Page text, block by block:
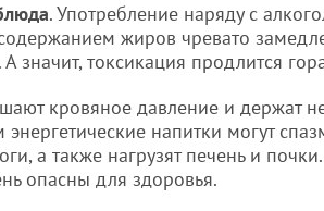
. Употребление наряду с
жиров чревато
значит, токсикация продлится
кровяное давление и держат
энергетические напитки могут
а также нагрузят печень и
опасны для здоровья.